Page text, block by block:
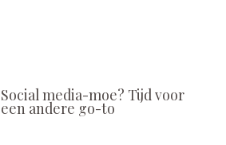
Social media-moe? Tijd voor
een andere go-to